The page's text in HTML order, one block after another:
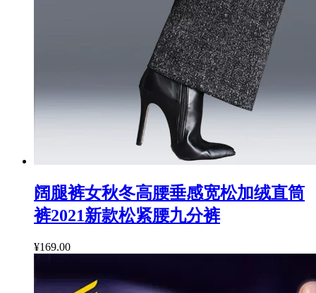
阔腿裤女秋冬高腰垂感宽松加绒直筒
裤2021新款松紧腰九分裤
¥169.00